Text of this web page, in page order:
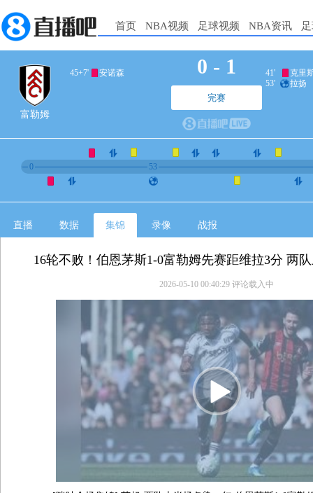
首页 NBA视频 足球视频 NBA资讯
富勒姆
45+7' 安诺森 0 - 1
完赛
41'
克里
53'
拉扬
0 53
直播 数据 集锦 录像 战报
16轮不败！伯恩茅斯1-0富勒姆先赛距维拉3分 两
2026-05-10 00:40:29 评论载入中